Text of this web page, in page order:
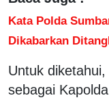
Kata Polda
Dikabarkan
Untuk
sebagai